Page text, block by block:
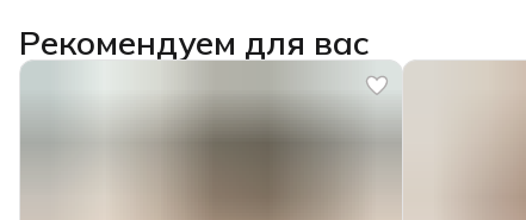
Рекомендуем для вас